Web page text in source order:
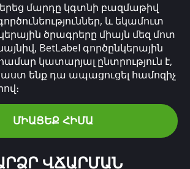
մարդը կգտնի բազմաթիվ
և եկամուտ
ծրագրերը միայն մեզ մոտ
BetLabel գործընկերային
կատարյալ ընտրություն է,
ենք դա ապացուցել համոզիչ
ՄԻԱՑԵՔ ՀԻՄԱ
ՎՃԱՐՄԱՆ